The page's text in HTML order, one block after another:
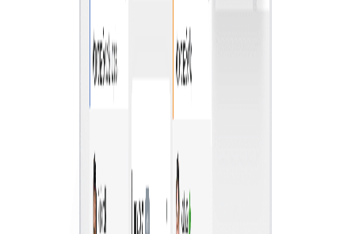
บังคับใช้กฎการซื้อขององค์กรได้อย่างง่ายดาย รับรองความ
สม่ำเสมอในการตัดสินใจ เพิ่มการปฏิบัติตาม และทำให้
กระบวนการราบรื่นขึ้น
ค้นหาความต้องการทางธุรกิจของคุณ
การค้นหาผลิตภัณฑ์และบริการที่ดีที่สุดต้องอาศัยการวิจัย